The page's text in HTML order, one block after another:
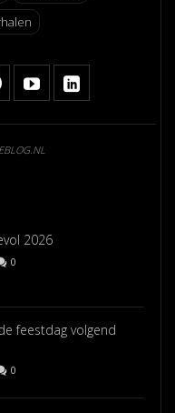
2026
0
feestdag volgend
0